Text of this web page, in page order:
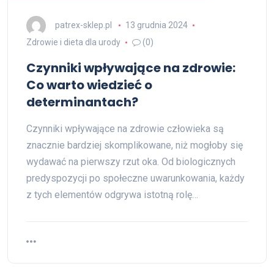
patrex-sklep.pl
13 grudnia 2024
Zdrowie i dieta dla urody
(0)
Czynniki wpływające na zdrowie:
Co warto wiedzieć o
determinantach?
Czynniki wpływające na zdrowie człowieka są
znacznie bardziej skomplikowane, niż mogłoby się
wydawać na pierwszy rzut oka. Od biologicznych
predyspozycji po społeczne uwarunkowania, każdy
z tych elementów odgrywa istotną rolę…